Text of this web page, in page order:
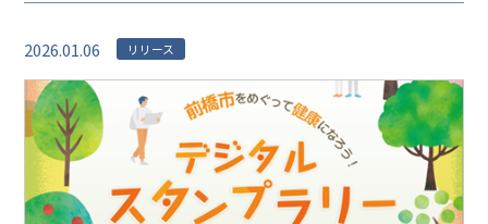
2026.01.06 リリース